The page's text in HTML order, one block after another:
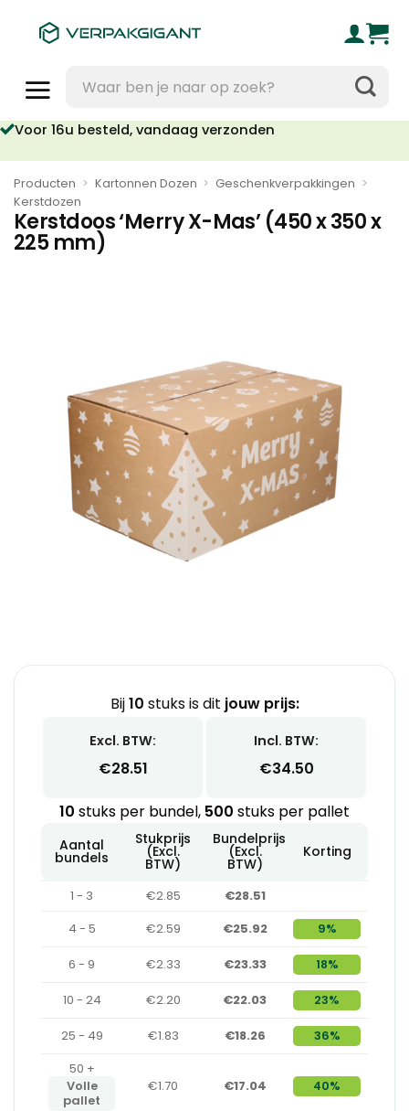
naar:
16u besteld, vandaag verzonden
Geen orderkosten vanaf €95
Producten > Kartonnen Dozen > Geschenkverpakkingen >
Kerstdozen
Kerstdoos ‘Merry X-Mas’ (450 x 350 x
225 mm)
Bij10 stuks is dit jouw prijs:
Excl. BTW:
€28.51
Incl. BTW:
€34.50
10 stuks per bundel, 500 stuks per pallet
Aantal
bundels
Stukprijs
(Excl.
BTW)
Bundelprijs
(Excl.
BTW)
Korting
1 - 3 €2.85
€28.51
4 - 5
€2.59 €25.92 9%
6 - 9 €2.33 €23.33 18%
10 - 24 €2.20 €22.03 23%
25 - 49 €1.83 €18.26
36%
50 +
Volle
pallet
€1.70 €17.04 40%